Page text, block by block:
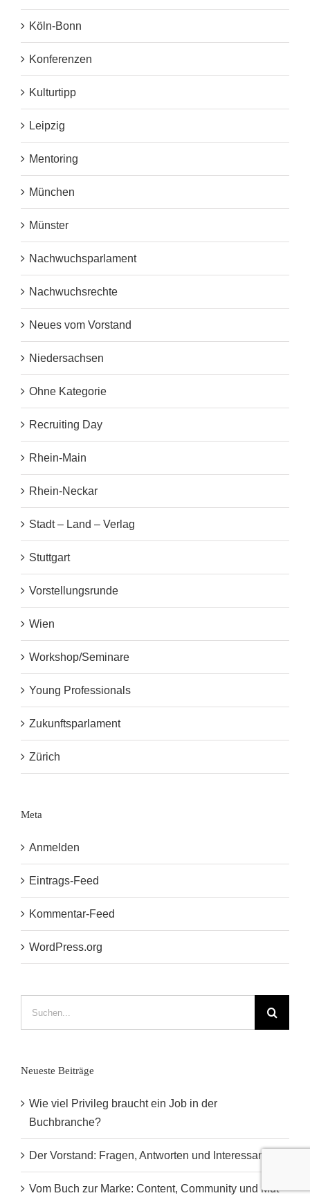
Köln-Bonn
Konferenzen
Kulturtipp
Leipzig
Mentoring
München
Münster
Nachwuchsparlament
Nachwuchsrechte
Neues vom Vorstand
Niedersachsen
Ohne Kategorie
Recruiting Day
Rhein-Main
Rhein-Neckar
Stadt – Land – Verlag
Stuttgart
Vorstellungsrunde
Wien
Workshop/Seminare
Young Professionals
Zukunftsparlament
Zürich
Meta
Anmelden
Eintrags-Feed
Kommentar-Feed
WordPress.org
Neueste Beiträge
Wie viel Privileg braucht ein Job in der
Buchbranche?
Der Vorstand: Fragen, Antworten und Interessantes
Vom Buch zur Marke: Content, Community und Mut